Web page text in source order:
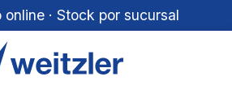
online · Stock por sucursal